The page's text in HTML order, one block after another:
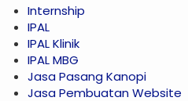
Internship
IPAL
IPAL Klinik
IPAL MBG
Jasa Pasang Kanopi
Jasa Pembuatan Website